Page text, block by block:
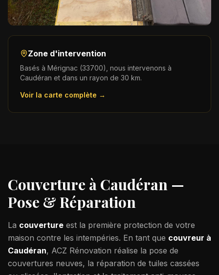
Zone d'intervention
Basés à Mérignac (33700), nous intervenons à
Caudéran et dans un rayon de 30 km.
Voir la carte complète →
Couverture à Caudéran —
Pose & Réparation
La couverture est la première protection de votre
maison contre les intempéries. En tant que couvreur à
Caudéran, ACZ Rénovation réalise la pose de
couvertures neuves, la réparation de tuiles cassées